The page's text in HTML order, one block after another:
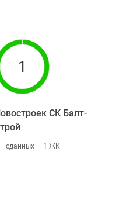
1
СК Балт-
сданных — 1 ЖК